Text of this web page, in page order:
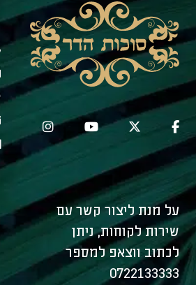
על מנת ליצור קשר עם
שירות לקוחות, ניתן
לכתוב ווצאפ למספר
0722133333